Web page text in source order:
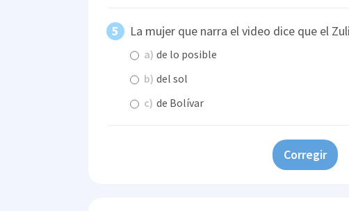
La mujer que narra el video dice que el
a) de lo posible
b) del sol
c) de Bolívar
Corregir